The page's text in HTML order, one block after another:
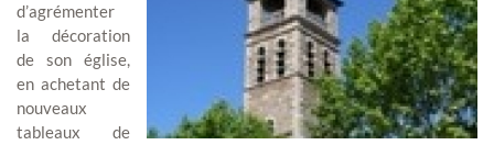
d’agrémenter
la décoration
de son église,
en achetant de
nouveaux
tableaux de